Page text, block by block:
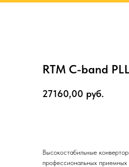
RTM C-band
27160,00 руб.
Высокостабильные
профессиональных